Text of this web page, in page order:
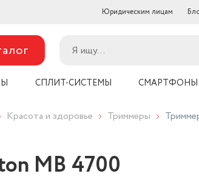
Юридическим лицам
СПЛИТ-СИСТЕМЫ СМАРТФОНЫ
Красота и здоровье Триммеры
MB 4700